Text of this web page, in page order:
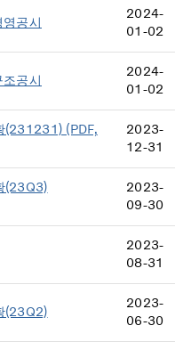
공시
2024-
01-02
공시
2024-
01-02
(231231) (PDF,
2023-
12-31
(23Q3)
2023-
09-30
2023-
08-31
(23Q2)
2023-
06-30